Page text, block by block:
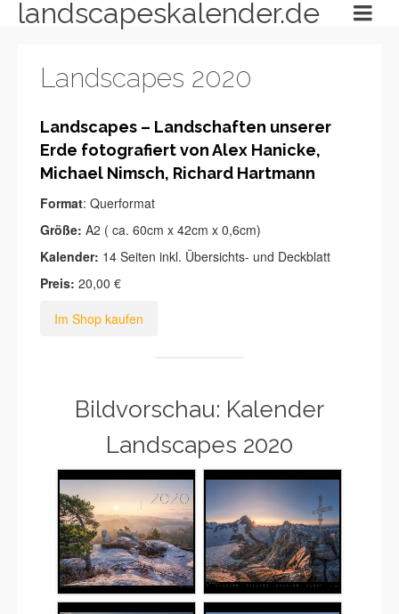
landscapeskalender.de
Landscapes 2020
Landscapes – Landschaften unserer
Erde fotografiert von Alex Hanicke,
Michael Nimsch, Richard Hartmann
Format: Querformat
Größe: A2 ( ca. 60cm x 42cm x 0,6cm)
Kalender: 14 Seiten inkl. Übersichts- und Deckblatt
Preis: 20,00 €
Im Shop kaufen
Bildvorschau: Kalender
Landscapes 2020